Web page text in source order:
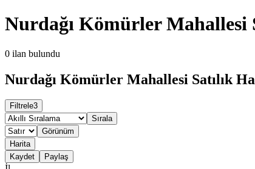
Nurdağı Kömürler Mahallesi
0 ilan bulundu
Nurdağı Kömürler Mahallesi Satılık
Filtrele3
Sırala
Görünüm
Harita
Kaydet
Paylaş